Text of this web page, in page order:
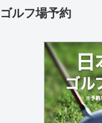
ゴルフ場予約